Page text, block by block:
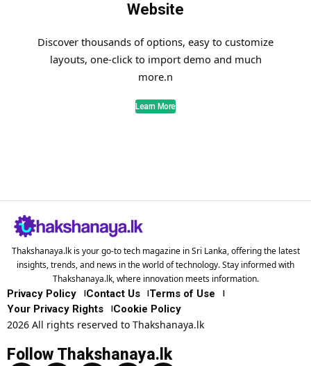
Website
Discover thousands of options, easy to customize
layouts, one-click to import demo and much
more.n
Learn More
Thakshanaya.lk is your go-to tech magazine in Sri Lanka, offering the latest
insights, trends, and news in the world of technology. Stay informed with
Thakshanaya.lk, where innovation meets information.
Privacy Policy Contact Us
Terms of Use
Your Privacy Rights
Cookie Policy
2026 All rights reserved to Thakshanaya.lk
Follow Thakshanaya.lk